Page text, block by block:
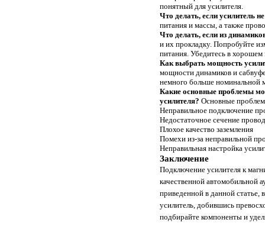
понятный для усилителя.
Что делать, если усилитель
питания и массы, а также
Что делать, если из
и их прокладку. Попробуйте
питания. Убедитесь в хорошем
Как выбрать мощность
мощности динамиков и
немного больше номинальной
Какие основные проблемы
усилителя? Основные
Неправильное подключение
Недостаточное сечение
Плохое качество заземления
Помехи из-за неправильной
Неправильная настройка
Заключение
Подключение усилителя к
качественной автомобильной
приведенной в данной статье,
усилитель, добившись
подбирайте компоненты и